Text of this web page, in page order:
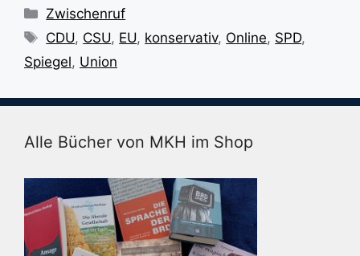
Kategorien
Zwischenruf
Schlagwörter
CDU, CSU, EU, konservativ, Online, SPD,
Spiegel, Union
Alle Bücher von MKH im Shop